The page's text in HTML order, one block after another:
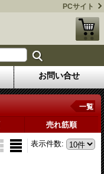
PCサイト
お問い合せ
一覧
売れ筋順
表示件数: